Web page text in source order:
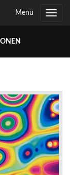
Menu
Toggle